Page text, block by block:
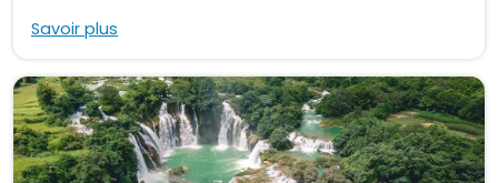
Savoir plus